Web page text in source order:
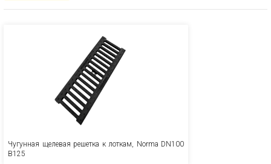
Чугунная щелевая решетка к лоткам, Norma DN100
B125